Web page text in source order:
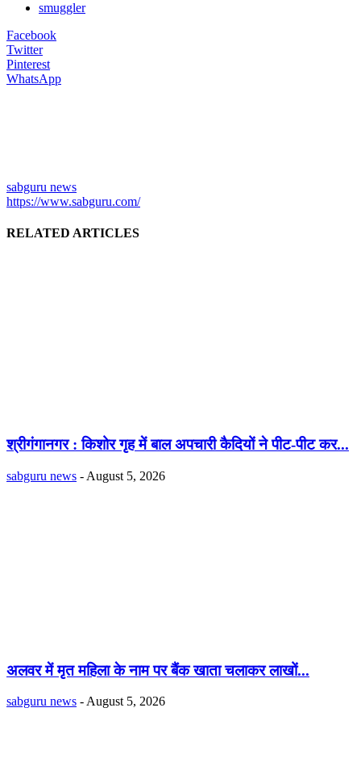
smuggler
Facebook
Twitter
Pinterest
WhatsApp
sabguru news
https://www.sabguru.com/
RELATED ARTICLES
श्रीगंगानगर : किशोर गृह में बाल अपचारी कैदियों ने पीट-पीट कर...
sabguru news - August 5, 2026
अलवर में मृत महिला के नाम पर बैंक खाता चलाकर लाखों...
sabguru news - August 5, 2026